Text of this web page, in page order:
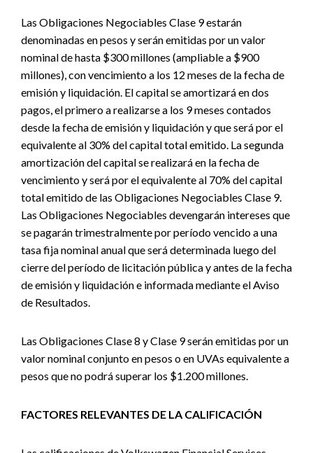
Las Obligaciones Negociables Clase 9 estarán
denominadas en pesos y serán emitidas por un valor
nominal de hasta $300 millones (ampliable a $900
millones), con vencimiento a los 12 meses de la fecha de
emisión y liquidación. El capital se amortizará en dos
pagos, el primero a realizarse a los 9 meses contados
desde la fecha de emisión y liquidación y que será por el
equivalente al 30% del capital total emitido. La segunda
amortización del capital se realizará en la fecha de
vencimiento y será por el equivalente al 70% del capital
total emitido de las Obligaciones Negociables Clase 9.
Las Obligaciones Negociables devengarán intereses que
se pagarán trimestralmente por período vencido a una
tasa fija nominal anual que será determinada luego del
cierre del período de licitación pública y antes de la fecha
de emisión y liquidación e informada mediante el Aviso
de Resultados.
Las Obligaciones Clase 8 y Clase 9 serán emitidas por un
valor nominal conjunto en pesos o en UVAs equivalente a
pesos que no podrá superar los $1.200 millones.
FACTORES RELEVANTES DE LA CALIFICACIÓN